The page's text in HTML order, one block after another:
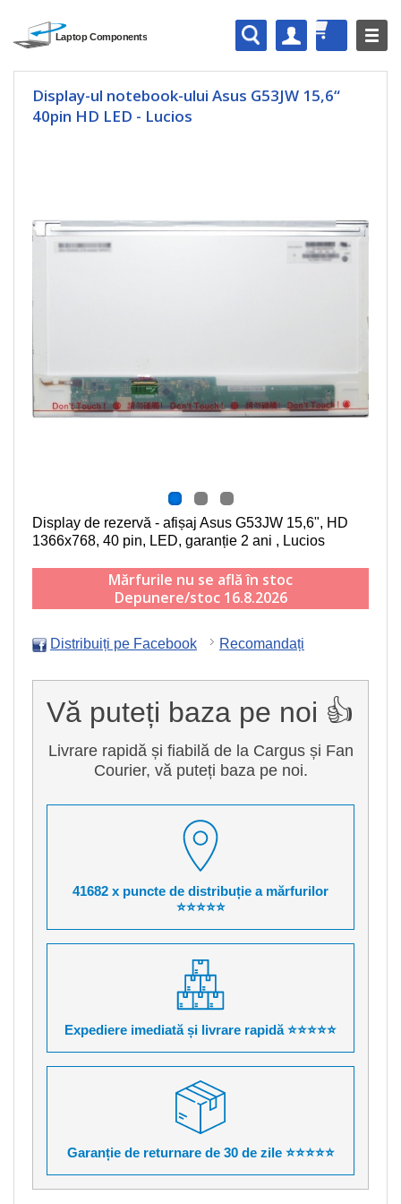
Display-ul notebook-ului Asus G53JW 15,6“
40pin HD LED - Lucios
Display de rezervă - afișaj Asus G53JW 15,6", HD
1366x768, 40 pin, LED, garanție 2 ani , Lucios
Mărfurile nu se află în stoc
Depunere/stoc 16.8.2026
Distribuiți pe Facebook Recomandați
Vă puteți baza pe noi 👍
Livrare rapidă și fiabilă de la Cargus și Fan
Courier, vă puteți baza pe noi.
41682 x puncte de distribuție a mărfurilor
⭐⭐⭐⭐⭐
Expediere imediată și livrare rapidă ⭐⭐⭐⭐⭐
Garanție de returnare de 30 de zile ⭐⭐⭐⭐⭐